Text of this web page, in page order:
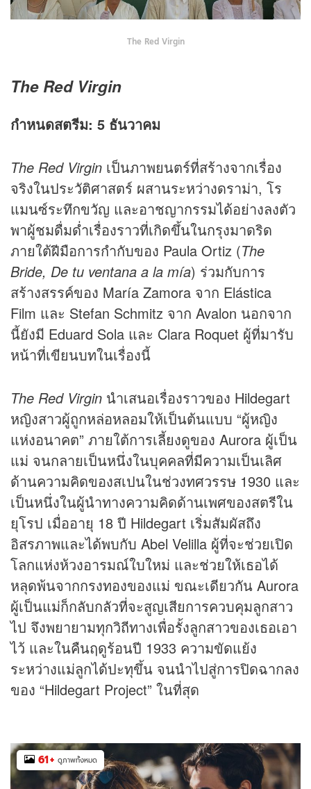
The Red Virgin
The Red Virgin
กำหนดสตรีม: 5 ธันวาคม
The Red Virgin เป็นภาพยนตร์ที่สร้างจากเรื่อง
จริงในประวัติศาสตร์ ผสานระหว่างดราม่า, โร
แมนซ์ระทึกขวัญ และอาชญากรรมได้อย่างลงตัว
พาผู้ชมดื่มด่ำเรื่องราวที่เกิดขึ้นในกรุงมาดริด
ภายใต้ฝีมือการกำกับของ Paula Ortiz (The
Bride, De tu ventana a la mía) ร่วมกับการ
สร้างสรรค์ของ María Zamora จาก Elástica
Film และ Stefan Schmitz จาก Avalon นอกจาก
นี้ยังมี Eduard Sola และ Clara Roquet ผู้ที่มารับ
หน้าที่เขียนบทในเรื่องนี้
The Red Virgin นำเสนอเรื่องราวของ Hildegart
หญิงสาวผู้ถูกหล่อหลอมให้เป็นต้นแบบ “ผู้หญิง
แห่งอนาคต” ภายใต้การเลี้ยงดูของ Aurora ผู้เป็น
แม่ จนกลายเป็นหนึ่งในบุคคลที่มีความเป็นเลิศ
ด้านความคิดของสเปนในช่วงทศวรรษ 1930 และ
เป็นหนึ่งในผู้นำทางความคิดด้านเพศของสตรีใน
ยุโรป เมื่ออายุ 18 ปี Hildegart เริ่มสัมผัสถึง
อิสรภาพและได้พบกับ Abel Velilla ผู้ที่จะช่วยเปิด
โลกแห่งห้วงอารมณ์ใบใหม่ และช่วยให้เธอได้
หลุดพ้นจากกรงทองของแม่ ขณะเดียวกัน Aurora
ผู้เป็นแม่ก็กลับกลัวที่จะสูญเสียการควบคุมลูกสาว
ไป จึงพยายามทุกวิถีทางเพื่อรั้งลูกสาวของเธอเอา
ไว้ และในคืนฤดูร้อนปี 1933 ความขัดแย้ง
ระหว่างแม่ลูกได้ปะทุขึ้น จนนำไปสู่การปิดฉากลง
ของ “Hildegart Project” ในที่สุด
61+ ดูภาพทั้งหมด